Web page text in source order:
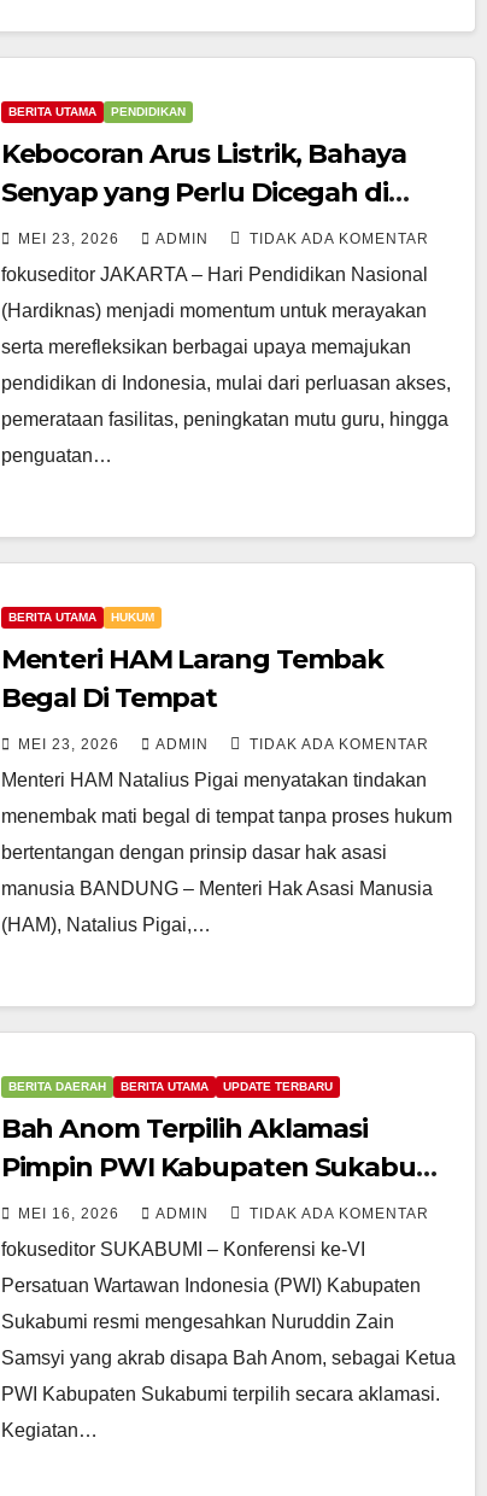
BERITA UTAMA PENDIDIKAN
Kebocoran Arus Listrik, Bahaya
Senyap yang Perlu Dicegah di
Sekolah
MEI 23, 2026 ADMIN TIDAK ADA KOMENTAR
fokuseditor JAKARTA – Hari Pendidikan Nasional
(Hardiknas) menjadi momentum untuk merayakan
serta merefleksikan berbagai upaya memajukan
pendidikan di Indonesia, mulai dari perluasan akses,
pemerataan fasilitas, peningkatan mutu guru, hingga
penguatan…
BERITA UTAMA HUKUM
Menteri HAM Larang Tembak
Begal Di Tempat
MEI 23, 2026 ADMIN TIDAK ADA KOMENTAR
Menteri HAM Natalius Pigai menyatakan tindakan
menembak mati begal di tempat tanpa proses hukum
bertentangan dengan prinsip dasar hak asasi
manusia BANDUNG – Menteri Hak Asasi Manusia
(HAM), Natalius Pigai,…
BERITA DAERAH BERITA UTAMA UPDATE TERBARU
Bah Anom Terpilih Aklamasi
Pimpin PWI Kabupaten Sukabumi,
Usung Semangat “MASAGI” dan
PWI KUAT
MEI 16, 2026 ADMIN TIDAK ADA KOMENTAR
fokuseditor SUKABUMI – Konferensi ke-VI
Persatuan Wartawan Indonesia (PWI) Kabupaten
Sukabumi resmi mengesahkan Nuruddin Zain
Samsyi yang akrab disapa Bah Anom, sebagai Ketua
PWI Kabupaten Sukabumi terpilih secara aklamasi.
Kegiatan…